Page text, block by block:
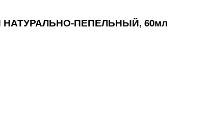
НАТУРАЛЬНО-ПЕПЕЛЬНЫЙ, 60мл